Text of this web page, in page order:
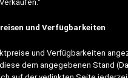
und Verfügbarkeiten
und Verfügbarkeiten
dem angegebenen Stand